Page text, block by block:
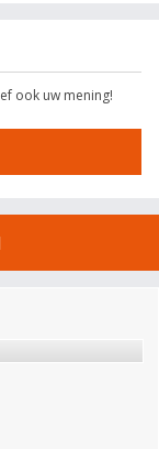
ook uw mening!